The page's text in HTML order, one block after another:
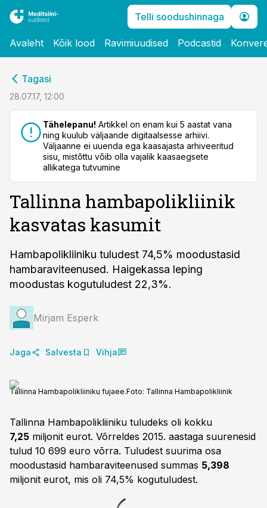
Telli soodushinnaga
Avaleht Kõik lood Ravimiuudised Podcastid
Tagasi
28.07.17, 12:00
Tähelepanu! Artikkel on enam kui 5 aastat vana
ning kuulub väljaande digitaalsesse arhiivi.
Väljaanne ei uuenda ega kaasajasta arhiveeritud
sisu, mistõttu võib olla vajalik kaasaegsete
allikatega tutvumine
Tallinna hambapolikliinik
kasvatas kasumit
Hambapolikliiniku tuludest 74,5% moodustasid
hambaraviteenused. Haigekassa leping
moodustas kogutuludest 22,3%.
Mirjam Esperk
Jaga Salvesta Vihja
Tallinna Hambapolikliiniku fujaee.Foto: Tallinna Hambapolikliinik
Tallinna Hambapolikliiniku tuludeks oli kokku
7,25 miljonit eurot. Võrreldes 2015. aastaga suurenesid
tulud 10 699 euro võrra. Tuludest suurima osa
moodustasid hambaraviteenused summas 5,398
miljonit eurot, mis oli 74,5% kogutuludest.